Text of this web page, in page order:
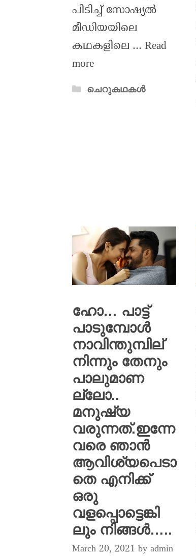
പിടിച്ച് സോഷ്യൽ
മീഡിയയിലെ
കഥകളിലെ … Read
more
ചെറുകഥകൾ
ഹോ… പാട്ട്
പാടുമ്പോൾ
നാവിന്തുമ്പില്
നിന്നും തേനും
പാലുമാണ
ല്ലോ..
മനുഷ്യ
വരുന്നത്.ഇന്നേ
വരെ ഞാൻ
ആവിശ്യപെടാ
തെ എനിക്ക്
ഒരു
വളപ്പൊട്ടെങ്കി
ലും നിങ്ങൾ…..
March 20, 2021 by admin